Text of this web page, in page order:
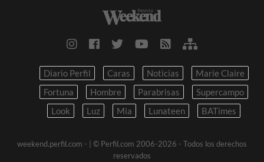
Diario Perfil Caras Noticias
Marie Claire
Fortuna
Hombre Parabrisas
Supercampo
Look
Luz Mia Lunateen BATimes
weekend.perfil.com -
| © Perfil.com 2006-2026 - Todos los derechos
reservados